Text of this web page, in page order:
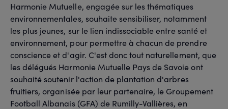
Harmonie Mutuelle, engagée sur les thématiques
environnementales, souhaite sensibiliser, notamment
les plus jeunes, sur le lien indissociable entre santé et
environnement, pour permettre à chacun de prendre
conscience et d'agir. C'est donc tout naturellement, que
les délégués Harmonie Mutuelle Pays de Savoie ont
souhaité soutenir l'action de plantation d'arbres
fruitiers, organisée par leur partenaire, le Groupement
Football Albanais (GFA) de Rumilly-Vallières, en